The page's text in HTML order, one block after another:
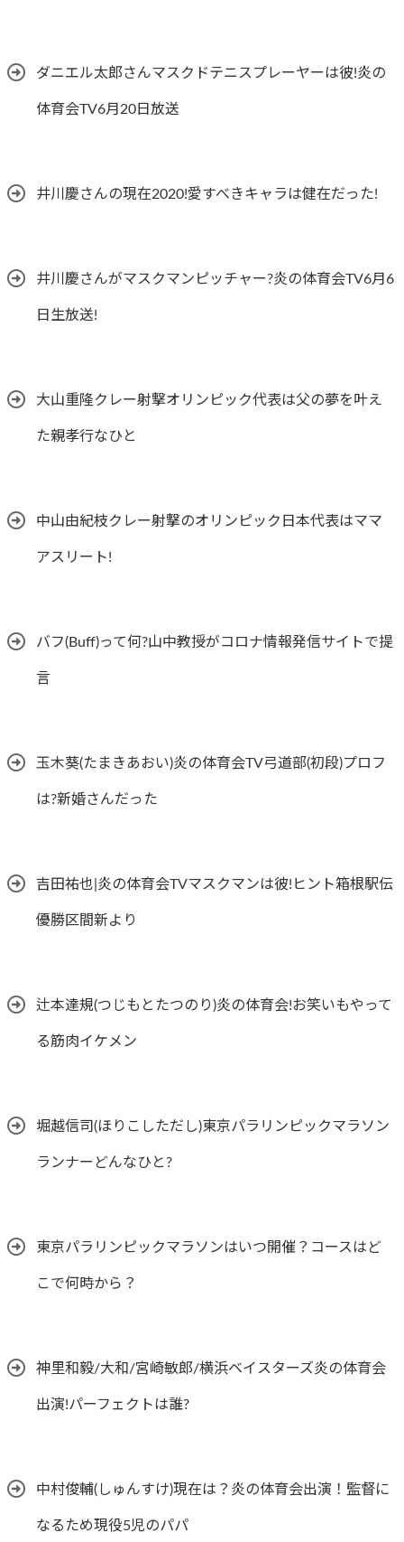
ダニエル太郎さんマスクドテニスプレーヤーは彼!炎の
体育会TV6月20日放送
井川慶さんの現在2020!愛すべきキャラは健在だった!
井川慶さんがマスクマンピッチャー?炎の体育会TV6月6
日生放送!
大山重隆クレー射撃オリンピック代表は父の夢を叶え
た親孝行なひと
中山由紀枝クレー射撃のオリンピック日本代表はママ
アスリート!
バフ(Buff)って何?山中教授がコロナ情報発信サイトで提
言
玉木葵(たまきあおい)炎の体育会TV弓道部(初段)プロフ
は?新婚さんだった
吉田祐也|炎の体育会TVマスクマンは彼!ヒント箱根駅伝
優勝区間新より
辻本達規(つじもとたつのり)炎の体育会!お笑いもやって
る筋肉イケメン
堀越信司(ほりこしただし)東京パラリンピックマラソン
ランナーどんなひと?
東京パラリンピックマラソンはいつ開催？コースはど
こで何時から？
神里和毅/大和/宮崎敏郎/横浜ベイスターズ炎の体育会
出演!パーフェクトは誰?
中村俊輔(しゅんすけ)現在は？炎の体育会出演！監督に
なるため現役5児のパパ